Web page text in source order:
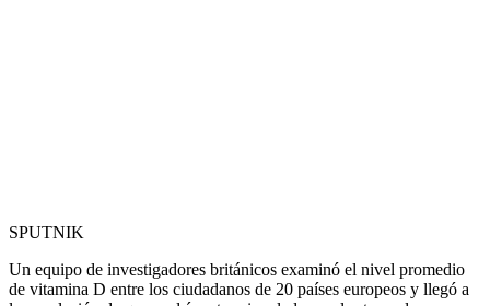
SPUTNIK
Un equipo de investigadores británicos examinó el nivel promedio
de vitamina D entre los ciudadanos de 20 países europeos y llegó a